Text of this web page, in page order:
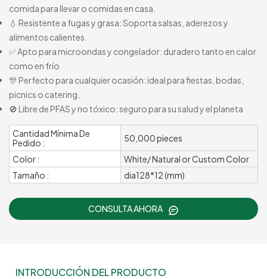
comida para llevar o comidas en casa.
💧 Resistente a fugas y grasa: Soporta salsas, aderezos y
alimentos calientes.
✅ Apto para microondas y congelador: duradero tanto en calor
como en frío
🎊 Perfecto para cualquier ocasión: ideal para fiestas, bodas,
picnics o catering.
🚫 Libre de PFAS y no tóxico: seguro para su salud y el planeta
Cantidad Mínima De
Pedido :
50,000 pieces
Color :
White/ Natural or Custom Color
Tamaño :
dia128*12 (mm)
CONSULTA AHORA
INTRODUCCIÓN DEL PRODUCTO